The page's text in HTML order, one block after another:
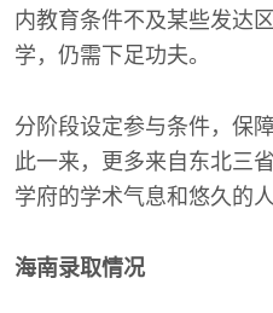
内教育条件不及某些发达
学，仍需下足功夫。
分阶段设定参与条件，保
此一来，更多来自东北三
学府的学术气息和悠久的人
海南录取情况